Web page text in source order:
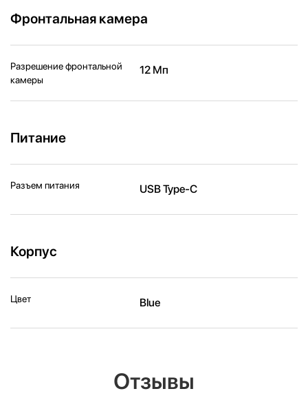
Фронтальная камера
Разрешение фронтальной
камеры
12 Мп
Питание
Разъем питания USB Type-C
Корпус
Цвет Blue
Отзывы